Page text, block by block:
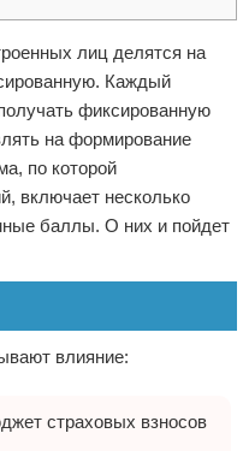
лиц делятся на
Каждый
фиксированную
на формирование
по которой
включает несколько
баллы. О них и пойдет
влияние:
страховых взносов